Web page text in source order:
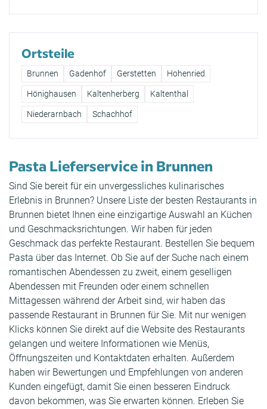
Ortsteile
Brunnen Gadenhof Gerstetten Hohenried
Hönighausen Kaltenherberg Kaltenthal
Niederarnbach Schachhof
Pasta Lieferservice in Brunnen
Sind Sie bereit für ein unvergessliches kulinarisches
Erlebnis in Brunnen? Unsere Liste der besten Restaurants in
Brunnen bietet Ihnen eine einzigartige Auswahl an Küchen
und Geschmacksrichtungen. Wir haben für jeden
Geschmack das perfekte Restaurant. Bestellen Sie bequem
Pasta über das Internet. Ob Sie auf der Suche nach einem
romantischen Abendessen zu zweit, einem geselligen
Abendessen mit Freunden oder einem schnellen
Mittagessen während der Arbeit sind, wir haben das
passende Restaurant in Brunnen für Sie. Mit nur wenigen
Klicks können Sie direkt auf die Website des Restaurants
gelangen und weitere Informationen wie Menüs,
Öffnungszeiten und Kontaktdaten erhalten. Außerdem
haben wir Bewertungen und Empfehlungen von anderen
Kunden eingefügt, damit Sie einen besseren Eindruck
davon bekommen, was Sie erwarten können. Erleben Sie